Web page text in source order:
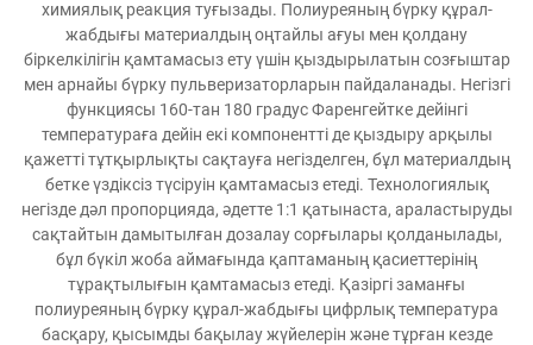
химиялық реакция туғызады. Полиуреяның бүрку құрал-
жабдығы материалдың оңтайлы ағуы мен қолдану
біркелкілігін қамтамасыз ету үшін қыздырылатын созғыштар
мен арнайы бүрку пульверизаторларын пайдаланады. Негізгі
функциясы 160-тан 180 градус Фаренгейтке дейінгі
температураға дейін екі компонентті де қыздыру арқылы
қажетті тұтқырлықты сақтауға негізделген, бұл материалдың
бетке үздіксіз түсіруін қамтамасыз етеді. Технологиялық
негізде дәл пропорцияда, әдетте 1:1 қатынаста, араластыруды
сақтайтын дамытылған дозалау сорғылары қолданылады,
бұл бүкіл жоба аймағында қаптаманың қасиеттерінің
тұрақтылығын қамтамасыз етеді. Қазіргі заманғы
полиуреяның бүрку құрал-жабдығы цифрлық температура
басқару, қысымды бақылау жүйелерін және тұрған кезде